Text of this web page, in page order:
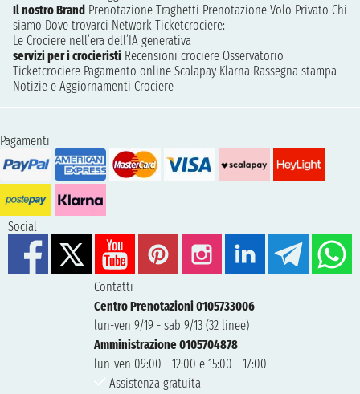
Il nostro Brand Prenotazione Traghetti Prenotazione Volo Privato Chi
siamo Dove trovarci Network Ticketcrociere:
Le Crociere nell’era dell’IA generativa
servizi per i crocieristi Recensioni crociere Osservatorio
Ticketcrociere Pagamento online Scalapay Klarna Rassegna stampa
Notizie e Aggiornamenti Crociere
Pagamenti
Social
Contatti
Centro Prenotazioni 0105733006
lun-ven 9/19 - sab 9/13 (32 linee)
Amministrazione 0105704878
lun-ven 09:00 - 12:00 e 15:00 - 17:00
Assistenza gratuita